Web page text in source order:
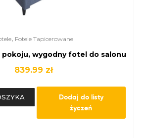
, Fotele Tapicerowane
pokoju, wygodny fotel do salonu
839.99 zł
Dodaj do listy
życzeń